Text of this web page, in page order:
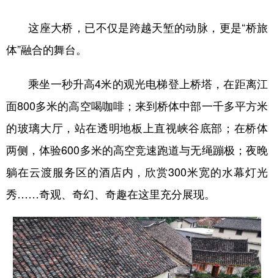
这座大桥，已不仅是跨越天堑的动脉，更是“桥旅
体”融合的舞台。
乘坐一秒升高4米的观光电梯登上桥塔，在距离江
面800多米的高空喝咖啡；来到桥体中部一千多平方米
的玻璃大厅，站在透明地板上直视峡谷底部；在桥体
两侧，体验600多米的高空竞速跑道与无绳蹦极；夜晚
躺在云渡服务区的酒店内，欣赏300米宽的水幕灯光
秀……奇观、奇幻、奇趣在这里充分展现。